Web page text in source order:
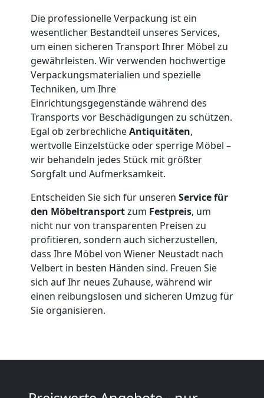
Die professionelle Verpackung ist ein
wesentlicher Bestandteil unseres Services,
um einen sicheren Transport Ihrer Möbel zu
gewährleisten. Wir verwenden hochwertige
Verpackungsmaterialien und spezielle
Techniken, um Ihre
Einrichtungsgegenstände während des
Transports vor Beschädigungen zu schützen.
Egal ob zerbrechlicheAntiquitäten,
wertvolle Einzelstücke oder sperrige Möbel –
wir behandeln jedes Stück mit größter
Sorgfalt und Aufmerksamkeit.
Entscheiden Sie sich für unseren Service für
den Möbeltransportzum Festpreis, um
nicht nur von transparenten Preisen zu
profitieren, sondern auch sicherzustellen,
dass Ihre Möbel von Wiener Neustadt nach
Velbert in besten Händen sind. Freuen Sie
sich auf Ihr neues Zuhause, während wir
einen reibungslosen und sicheren Umzug für
Sie organisieren.
Neustadt
Firmenumzug
Wiener
Neustadt
Büroumzug
Wiener
Neustadt
Expressumzug
Wiener
Neustadt
Tragehilfe